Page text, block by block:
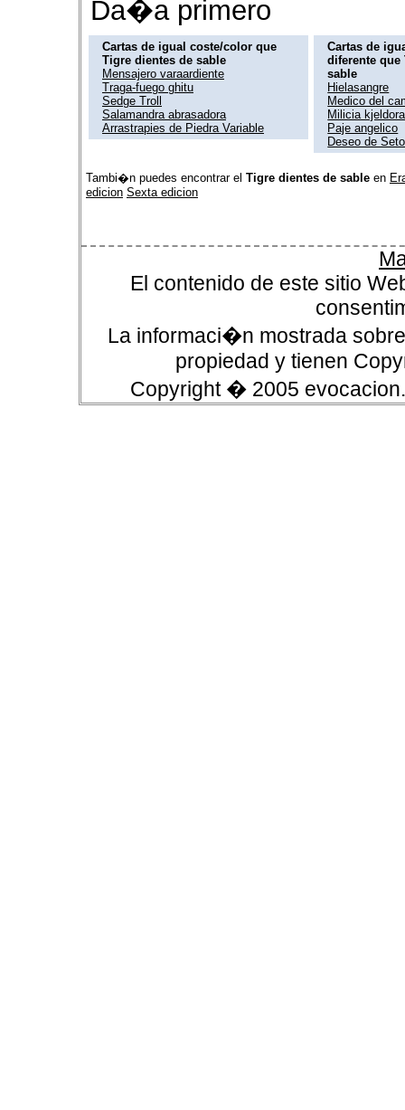
Da�a primero
Cartas de igual coste/color que
Tigre dientes de sable
Mensajero varaardiente
Traga-fuego ghitu
Sedge Troll
Salamandra abrasadora
Arrastrapies de Piedra Variable
Cartas de
diferente que
sable
Hielasangre
Medico del
Milicia
Paje angelico
Deseo de
Tambi�n puedes encontrar el Tigre dientes de sable en
edicion Sexta edicion
El contenido de este sitio
La informaci�n mostrada
propiedad y tienen
Copyright � 2005